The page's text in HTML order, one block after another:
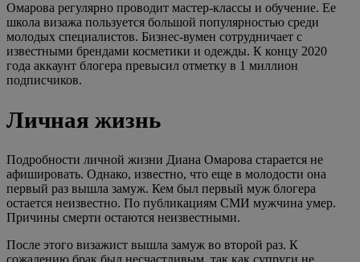
Омарова регулярно проводит мастер-классы и обучение. Ее
школа визажа пользуется большой популярностью среди
молодых специалистов. Бизнес-вумен сотрудничает с
известными брендами косметики и одежды. К концу 2020
года аккаунт блогера превысил отметку в 1 миллион
подписчиков.
Личная жизнь
Подробности личной жизни Диана Омарова старается не
афишировать. Однако, известно, что еще в молодости она
первый раз вышла замуж. Кем был первый муж блогера
остается неизвестно. По публикациям СМИ мужчина умер.
Причины смерти остаются неизвестными.
После этого визажист вышла замуж во второй раз. К
сожалению брак был несчастливым, так как супруги не